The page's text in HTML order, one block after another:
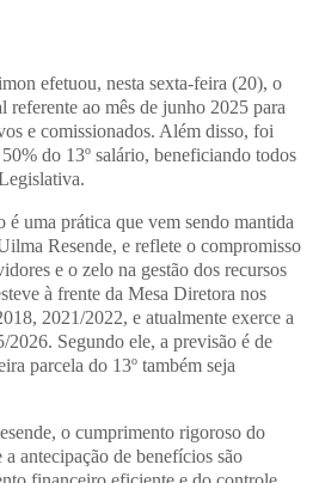
efetuou, nesta sexta-feira (20), o
referente ao mês de junho 2025 para
e comissionados. Além disso, foi
do 13º salário, beneficiando todos
é uma prática que vem sendo mantida
Resende, e reflete o compromisso
e o zelo na gestão dos recursos
à frente da Mesa Diretora nos
2021/2022, e atualmente exerce a
Segundo ele, a previsão é de
parcela do 13º também seja
o cumprimento rigoroso do
antecipação de benefícios são